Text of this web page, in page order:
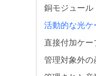
銅モジュール
活動的な光ケ
直接付加ケー
管理対象外の